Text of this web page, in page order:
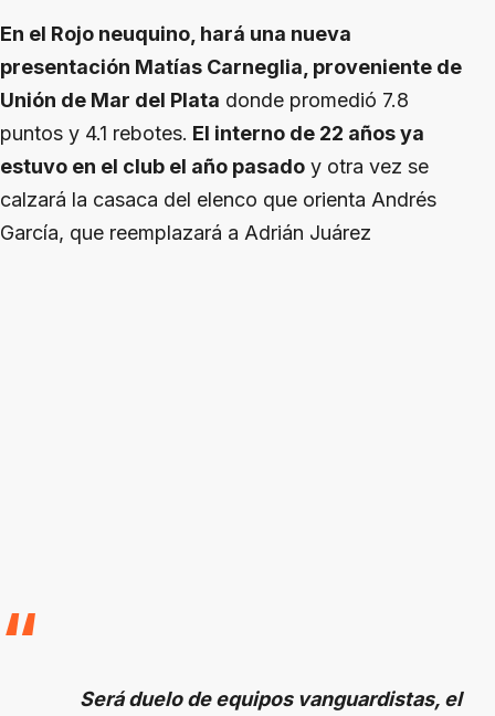
En el Rojo neuquino, hará una nueva
presentación Matías Carneglia, proveniente de
Unión de Mar del Plata donde promedió 7.8
puntos y 4.1 rebotes. El interno de 22 años ya
estuvo en el club el año pasado y otra vez se
calzará la casaca del elenco que orienta Andrés
García, que reemplazará a Adrián Juárez
Será duelo de equipos vanguardistas, el